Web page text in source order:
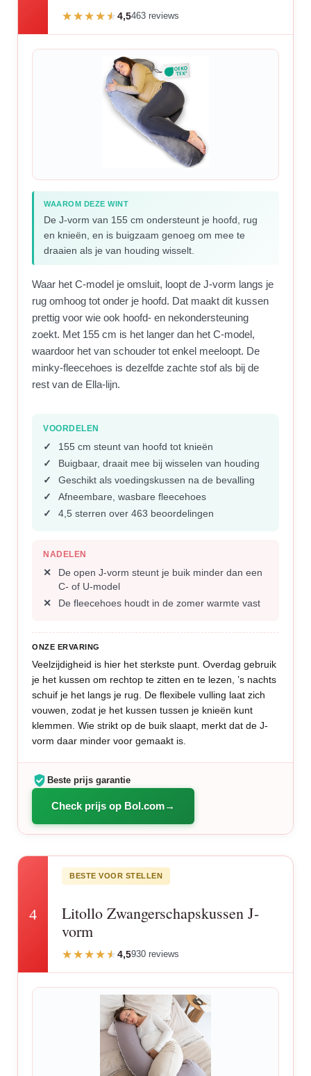
4,5463 reviews
WAAROM DEZE WINT
De J-vorm van 155 cm ondersteunt je hoofd, rug
en knieën, en is buigzaam genoeg om mee te
draaien als je van houding wisselt.
Waar het C-model je omsluit, loopt de J-vorm langs je
rug omhoog tot onder je hoofd. Dat maakt dit kussen
prettig voor wie ook hoofd- en nekondersteuning
zoekt. Met 155 cm is het langer dan het C-model,
waardoor het van schouder tot enkel meeloopt. De
minky-fleecehoes is dezelfde zachte stof als bij de
rest van de Ella-lijn.
VOORDELEN
155 cm steunt van hoofd tot knieën
Buigbaar, draait mee bij wisselen van houding
Geschikt als voedingskussen na de bevalling
Afneembare, wasbare fleecehoes
4,5 sterren over 463 beoordelingen
NADELEN
De open J-vorm steunt je buik minder dan een
C- of U-model
De fleecehoes houdt in de zomer warmte vast
ONZE ERVARING
Veelzijdigheid is hier het sterkste punt. Overdag gebruik
je het kussen om rechtop te zitten en te lezen, ’s nachts
schuif je het langs je rug. De flexibele vulling laat zich
vouwen, zodat je het kussen tussen je knieën kunt
klemmen. Wie strikt op de buik slaapt, merkt dat de J-
vorm daar minder voor gemaakt is.
Beste prijs garantie
Check prijs op Bol.com
4
BESTE VOOR STELLEN
Litollo Zwangerschapskussen J-
vorm
4,5930 reviews